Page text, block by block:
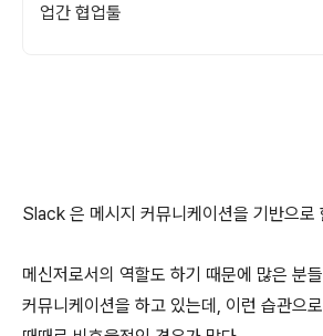
업간 협업툴
Slack 은 메시지 커뮤니케이션을 기반으로
메신저로서의 역할도 하기 때문에 많은 분
커뮤니케이션을 하고 있는데, 이런 습관으